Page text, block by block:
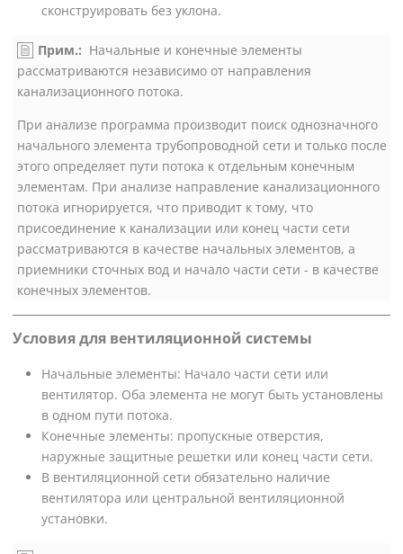
сконструировать без уклона.
Прим.: Начальные и конечные элементы
рассматриваются независимо от направления
канализационного потока.
При анализе программа производит поиск однозначного
начального элемента трубопроводной сети и только после
этого определяет пути потока к отдельным конечным
элементам. При анализе направление канализационного
потока игнорируется, что приводит к тому, что
присоединение к канализации или конец части сети
рассматриваются в качестве начальных элементов, а
приемники сточных вод и начало части сети - в качестве
конечных элементов.
Условия для вентиляционной системы
Начальные элементы: Начало части сети или
вентилятор. Оба элемента не могут быть установлены
в одном пути потока.
Конечные элементы: пропускные отверстия,
наружные защитные решетки или конец части сети.
В вентиляционной сети обязательно наличие
вентилятора или центральной вентиляционной
установки.